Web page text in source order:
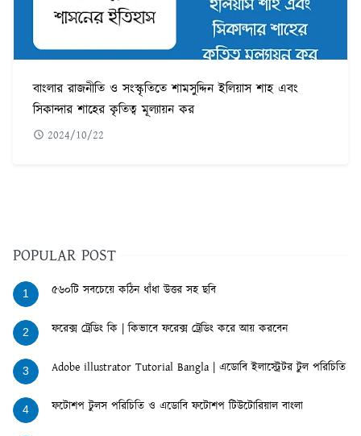
বাংলার রাজনীতি ও সংস্কৃতিতে শামসুদ্দিন ইলিয়াস শাহ এবং
সিকান্দার শাহের কৃতিত্ব মূল্যায়ন কর
2024/10/22
POPULAR POST
1 ৫৬০টি সবচেয়ে কঠিন ধাঁধা উত্তর সহ ছবি
2 ফরেক্স ট্রেডিং কি | কিভাবে ফরেক্স ট্রেডিং করে আয় করবেন
3 Adobe illustrator Tutorial Bangla | এডোবি ইলাস্ট্রেটর টুল পরিচিতি
4 ফটোশপ টুলস পরিচিতি ও এডোবি ফটোশপ টিউটোরিয়াল বাংলা